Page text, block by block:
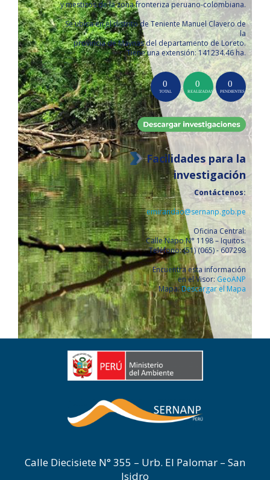
y mestizos de la zona fronteriza peruano-colombiana.
Se ubica en el distrito de Teniente Manuel Clavero de
la
provincia de Maynas del departamento de Loreto.
Tiene una extensión: 141234.46 ha.
Facilidades para la
investigación
Contáctenos:
emirandao@sernanp.gob.pe
Oficina Central:
Calle Napo N° 1198 – Iquitos.
Teléfono: (51) (065) - 607298
Encuentra esta información
en el Visor: GeoANP
Mapa:Descargar el Mapa
Calle Diecisiete N° 355 – Urb. El Palomar – San
Isidro